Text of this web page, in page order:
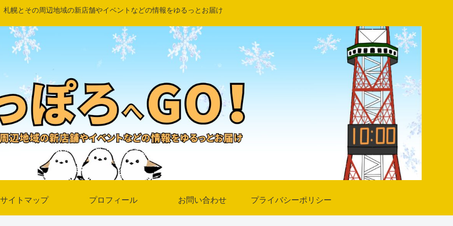
札幌とその周辺地域の新店舗やイベントなどの情報をゆるっとお届け
サイトマップ プロフィール お問い合わせ プライバシーポリシー